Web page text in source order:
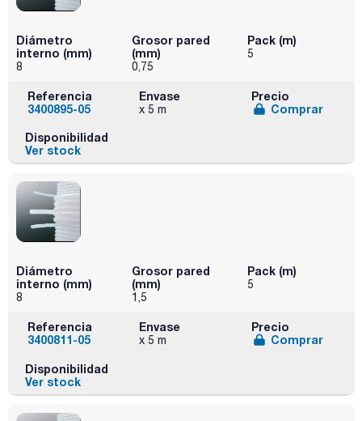
Diámetro
interno (mm)
8
Grosor pared
(mm)
0,75
Pack (m)
5
Referencia
3400895-05
Envase
x 5 m
Precio
Comprar
Disponibilidad
Ver stock
Diámetro
interno (mm)
8
Grosor pared
(mm)
1,5
Pack (m)
5
Referencia
3400811-05
Envase
x 5 m
Precio
Comprar
Disponibilidad
Ver stock